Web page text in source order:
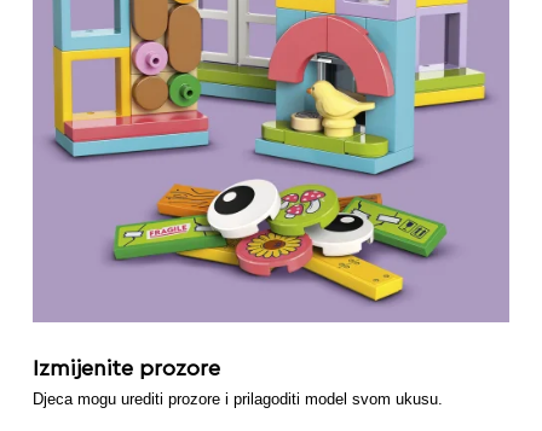
Izmijenite prozore
Djeca mogu urediti prozore i prilagoditi model svom ukusu.